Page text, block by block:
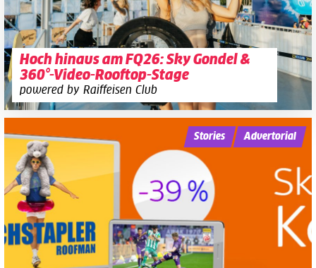
Hoch hinaus am FQ26: Sky Gondel &
360°-Video-Rooftop-Stage
powered by Raiffeisen Club
Stories Advertorial